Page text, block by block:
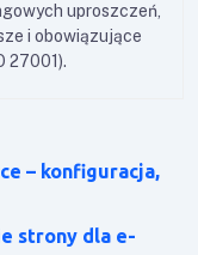
uproszczeń,
i obowiązujące
27001).
– konfiguracja,
strony dla e-